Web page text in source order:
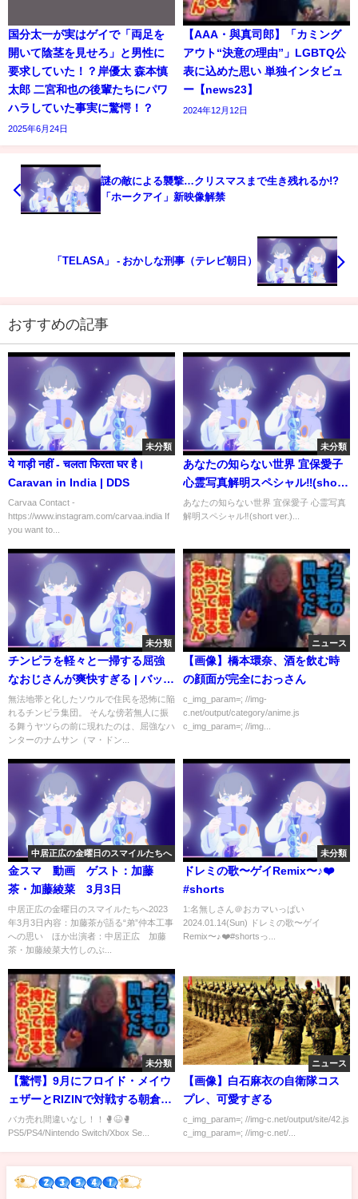
国分太一が実はゲイで「両足を
開いて陰茎を見せろ」と男性に
要求していた！？岸優太 森本慎
太郎 二宮和也の後輩たちにパワ
ハラしていた事実に驚愕！？
2025年6月24日
【AAA・與真司郎】「カミング
アウト“決意の理由”」LGBTQ公
表に込めた思い 単独インタビュ
ー【news23】
2024年12月12日
謎の敵による襲撃…クリスマスまで生き残れるか!?
「ホークアイ」新映像解禁
「TELASA」 - おかしな刑事（テレビ朝日）
おすすめの記事
未分類
ये गाड़ी नहीं - चलता फिरता घर है।
Caravan in India | DDS
Carvaa Contact -
https://www.instagram.com/carvaa.india If
you want to...
未分類
あなたの知らない世界 宜保愛子
心霊写真解明スペシャル‼(short
ver.)
あなたの知らない世界 宜保愛子 心霊写真
解明スペシャル‼(short ver.)...
未分類
チンピラを軽々と一掃する屈強
なおじさんが爽快すぎる | バッド
ランド・ハンターズ | Netflix
Japan
無法地帯と化したソウルで住民を恐怖に陥
れるチンピラ集団。 そんな傍若無人に振
る舞うヤツらの前に現れたのは、屈強なハ
ンターのナムサン（マ・ドン...
ニュース
【画像】橋本環奈、酒を飲む時
の顔面が完全におっさん
c_img_param=; //img-
c.net/output/category/anime.js
c_img_param=; //img...
中居正広の金曜日のスマイルたちへ
金スマ 動画 ゲスト：加藤
茶・加藤綾菜 3月3日
中居正広の金曜日のスマイルたちへ2023
年3月3日内容：加藤茶が語る“弟”仲本工事
への思い ほか出演者：中居正広 加藤
茶・加藤綾菜大竹しのぶ...
未分類
ドレミの歌〜ゲイRemix〜♪❤️
#shorts
1:名無しさん＠おカマいっぱい
2024.01.14(Sun) ドレミの歌〜ゲイ
Remix〜♪❤️#shortsっ...
未分類
【驚愕】9月にフロイド・メイウ
ェザーとRIZINで対戦する朝倉未
来氏がSEGA最新作『龍が如く
8』に出演決定！！さらに今回判
明した気になるゲームの最新情
報も紹介！【仲間になる？】
バカ売れ間違いなし！！🥊😆🥊
PS5/PS4/Nintendo Switch/Xbox Se...
ニュース
【画像】白石麻衣の自衛隊コス
プレ、可愛すぎる
c_img_param=; //img-c.net/output/site/42.js
c_img_param=; //img-c.net/...